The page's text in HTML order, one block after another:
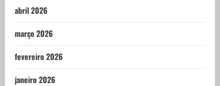
abril 2026
março 2026
fevereiro 2026
janeiro 2026